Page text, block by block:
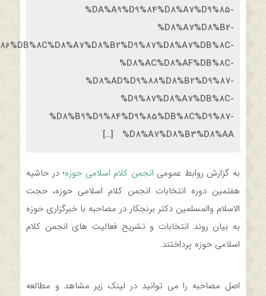
%DA%A9%D9%84%D8%A7%D9%85-
%D8%A7%D8%B2-
%D8%AC%D8%AF%DB%8C-
%D8%AD%D9%88%D8%B2%D9%87-
%D9%87%D8%A7%DB%8C-
%D8%B9%D9%84%D9%85%DB%8C%D9%87-
%D8%A7%D8%B3%D8%AA […]
به گزارش روابط عمومی انجمن کلام اسلامی حوزه؛ در حاشیه
هفتمین دوره انتخابات انجمن کلام اسلامی حوزه، حجت
الاسلام والمسلمین دکتر برنجکار در مصاحبه با خبرگزاری حوزه
به بیان روند انتخابات و تشریح فعالیت های انجمن کلام
اسلامی حوزه پرداختند.
اصل مصاحبه را می توانید در لینک زیر مشاهد و مطالعه